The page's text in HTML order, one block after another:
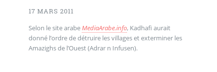
17 MARS 2011
Selon le site arabeMediaArabe.info, Kadhafi aurait
donné l’ordre de détruire les villages et exterminer les
Amazighs de l’Ouest (Adrar n Infusen).